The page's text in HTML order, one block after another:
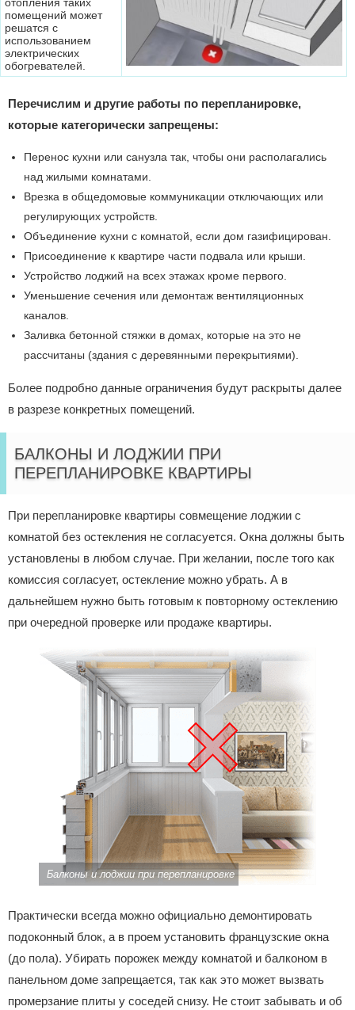
помещений может
решатся с
использованием
электрических
обогревателей.
Перечислим и другие работы по перепланировке,
которые категорически запрещены:
Перенос кухни или санузла так, чтобы они располагались
над жилыми комнатами.
Врезка в общедомовые коммуникации отключающих или
регулирующих устройств.
Объединение кухни с комнатой, если дом газифицирован.
Присоединение к квартире части подвала или крыши.
Устройство лоджий на всех этажах кроме первого.
Уменьшение сечения или демонтаж вентиляционных
каналов.
Заливка бетонной стяжки в домах, которые на это не
рассчитаны (здания с деревянными перекрытиями).
Более подробно данные ограничения будут раскрыты далее
в разрезе конкретных помещений.
БАЛКОНЫ И ЛОДЖИИ ПРИ
ПЕРЕПЛАНИРОВКЕ КВАРТИРЫ
При перепланировке квартиры совмещение лоджии с
комнатой без остекления не согласуется. Окна должны быть
установлены в любом случае. При желании, после того как
комиссия согласует, остекление можно убрать. А в
дальнейшем нужно быть готовым к повторному остеклению
при очередной проверке или продаже квартиры.
Балконы и лоджии при перепланировке
Практически всегда можно официально демонтировать
подоконный блок, а в проем установить французские окна
(до пола). Убирать порожек между комнатой и балконом в
панельном доме запрещается, так как это может вызвать
промерзание плиты у соседей снизу. Не стоит забывать и об